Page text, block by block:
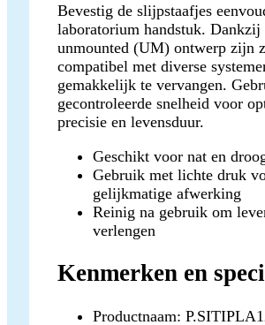
Bevestig de slijpstaafjes
laboratorium handstuk. Dankzij
unmounted (UM) ontwerp zijn
compatibel met diverse
gemakkelijk te vervangen.
gecontroleerde snelheid voor
precisie en levensduur.
Geschikt voor nat en
Gebruik met lichte druk
gelijkmatige afwerking
Reinig na gebruik om
verlengen
Kenmerken en
Productnaam: